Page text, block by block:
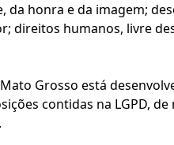
honra e da imagem;
direitos humanos, livre
Grosso está
contidas na LGPD,